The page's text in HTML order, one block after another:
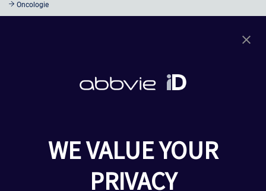
Oncologie
Mentions légales
Déclaration d'accessibilité
WE VALUE YOUR
PRIVACY